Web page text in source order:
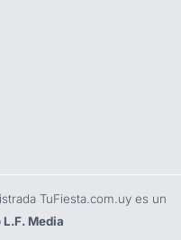
TuFiesta.com.uy es un
L.F. Media